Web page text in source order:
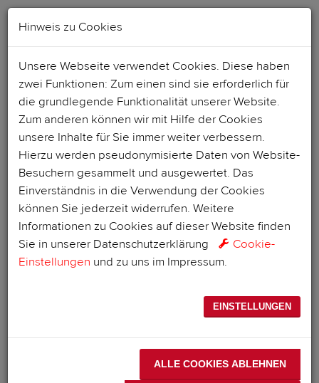
Hinweis zu Cookies
Unsere Webseite verwendet Cookies. Diese haben
zwei Funktionen: Zum einen sind sie erforderlich für
die grundlegende Funktionalität unserer Website.
Zum anderen können wir mit Hilfe der Cookies
unsere Inhalte für Sie immer weiter verbessern.
Hierzu werden pseudonymisierte Daten von Website-
Besuchern gesammelt und ausgewertet. Das
Einverständnis in die Verwendung der Cookies
können Sie jederzeit widerrufen. Weitere
Informationen zu Cookies auf dieser Website finden
Sie in unserer Datenschutzerklärung
Cookie-
Einstellungen und zu uns im Impressum.
EINSTELLUNGEN
ALLE COOKIES ABLEHNEN